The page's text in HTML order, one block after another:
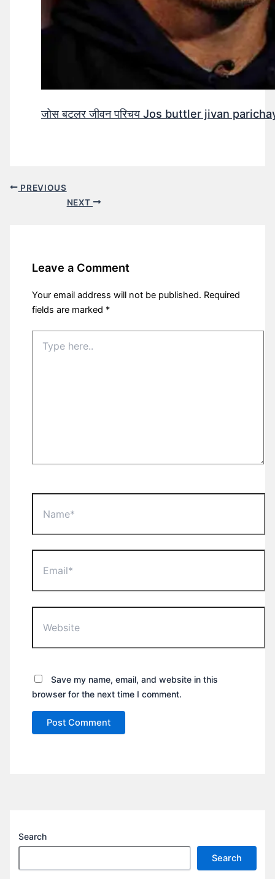
जोस बटलर जीवन परिचय Jos buttler jivan
PREVIOUS
NEXT
Leave a Comment
Your email address will not be published. Required
fields are marked *
here..
Save my name, email, and website in this
browser for the next time I comment.
Search
Search